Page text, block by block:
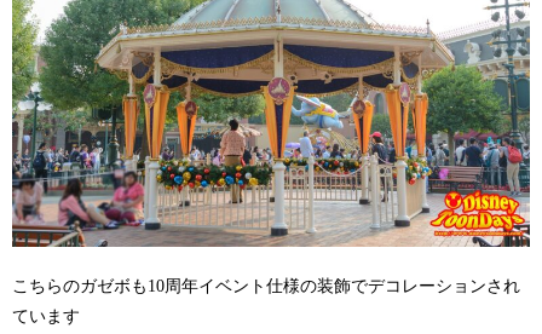
こちらのガゼボも10周年イベント仕様の装飾でデコレーションされ
ています